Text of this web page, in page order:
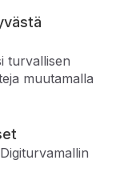
turvallisen
muutamalla